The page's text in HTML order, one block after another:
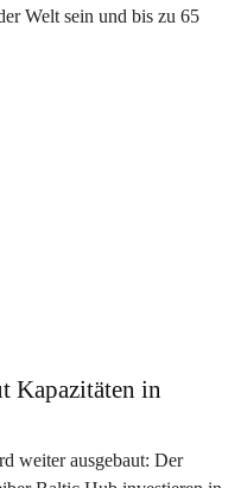
Welt sein und bis zu 65
Kapazitäten in
weiter ausgebaut: Der